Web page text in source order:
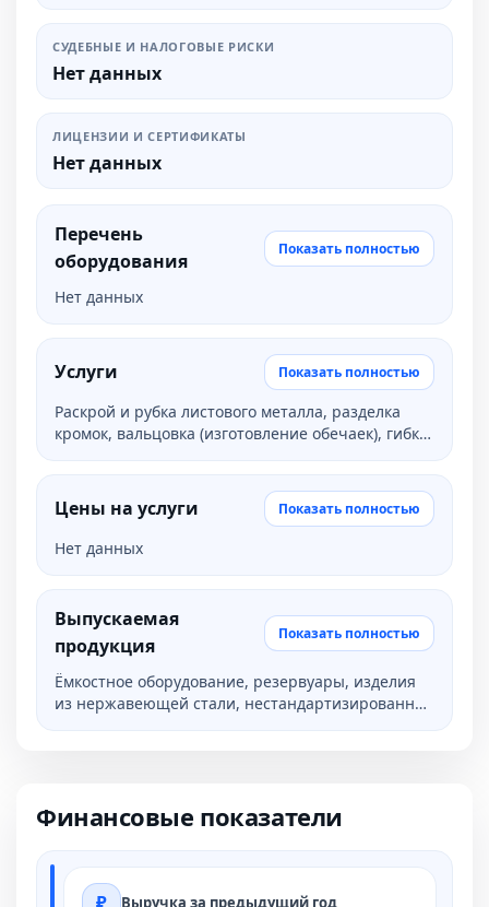
СУДЕБНЫЕ И НАЛОГОВЫЕ РИСКИ
Нет данных
ЛИЦЕНЗИИ И СЕРТИФИКАТЫ
Нет данных
Перечень
оборудования
Показать полностью
Нет данных
Услуги Показать полностью
Раскрой и рубка листового металла, разделка
кромок, вальцовка (изготовление обечаек), гибка
труб, гибка нержавеющей стали, токарные
работы, токарно-винторезные работы,
расточные работы, токарно-фрезерные работы,
сверление отверстий в металле, изготовление
деталей по чертежам, вырубка металла,
изготовление заготовок, изготовление втулок,
изготовление штуцеров, сварка металла,
покраска металла (жидкими красками)
Цены на услуги Показать полностью
Нет данных
Выпускаемая
продукция
Показать полностью
Ёмкостное оборудование, резервуары, изделия
из нержавеющей стали, нестандартизированное
Финансовые показатели
Выручка за предыдущий год